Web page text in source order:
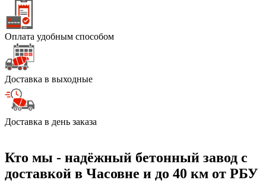
Оплата удобным способом
Доставка в выходные
Доставка в день заказа
Кто мы - надёжный бетонный завод с
доставкой в Часовне и до 40 км от РБУ